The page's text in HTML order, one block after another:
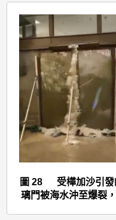
超
強
颱
風
加
沙
(2518)
圖
28
圖 28 受樺加沙引發
璃門被海水沖至爆裂